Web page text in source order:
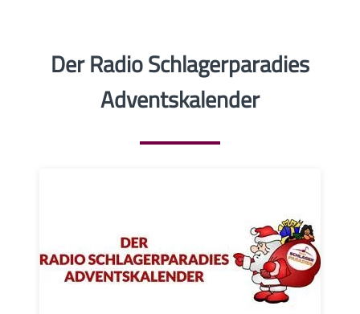
Der Radio Schlagerparadies
Adventskalender